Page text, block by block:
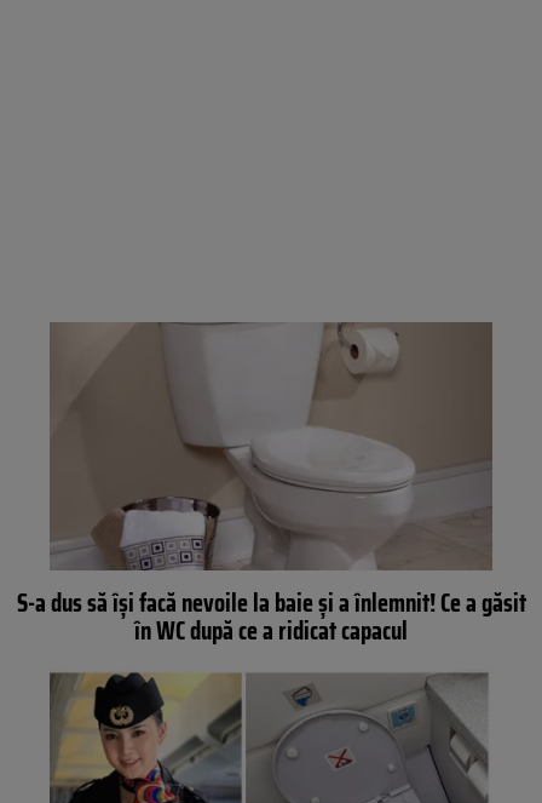
S-a dus să îşi facă nevoile la baie şi a înlemnit! Ce a găsit
în WC după ce a ridicat capacul